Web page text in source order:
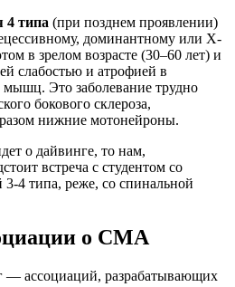
4 типа (при позднем проявлении)
доминантному или Х-
в зрелом возрасте (30–60 лет) и
слабостью и атрофией в
Это заболевание трудно
бокового склероза,
нижние мотонейроны.
о дайвинге, то нам,
встреча с студентом со
3-4 типа, реже, со спинальной
о СМА
— ассоциаций, разрабатывающих